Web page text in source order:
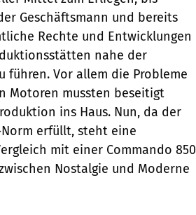
Geschäftsmann und bereits
Rechte und Entwicklungen
nahe der
führen. Vor allem die Probleme
Motoren mussten beseitigt
ins Haus. Nun, da der
erfüllt, steht eine
mit einer Commando 850
Nostalgie und Moderne